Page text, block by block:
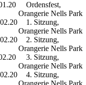
Ordensfest,
Orangerie Nells Park
1. Sitzung,
Orangerie Nells Park
2. Sitzung,
Orangerie Nells Park
3. Sitzung,
Orangerie Nells Park
4. Sitzung,
Orangerie Nells Park